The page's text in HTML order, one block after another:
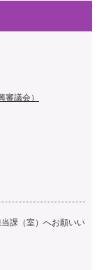
議会）
課（室）へお願いい